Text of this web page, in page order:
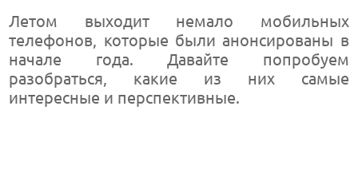
Летом выходит немало мобильных
телефонов, которые были анонсированы в
начале года. Давайте попробуем
разобраться, какие из них самые
интересные и перспективные.